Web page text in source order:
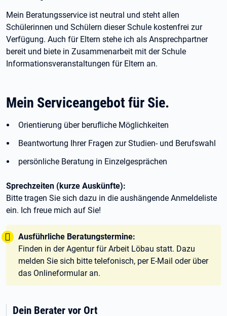
Mein Beratungsservice ist neutral und steht allen
Schülerinnen und Schülern dieser Schule kostenfrei zur
Verfügung. Auch für Eltern stehe ich als Ansprechpartner
bereit und biete in Zusammenarbeit mit der Schule
Informationsveranstaltungen für Eltern an.
Mein Serviceangebot für Sie.
Orientierung über berufliche Möglichkeiten
Beantwortung Ihrer Fragen zur Studien- und Berufswahl
persönliche Beratung in Einzelgesprächen
Sprechzeiten (kurze Auskünfte):
Bitte tragen Sie sich dazu in die aushängende Anmeldeliste
ein. Ich freue mich auf Sie!
Tipp:
Ausführliche Beratungstermine:
Finden in der Agentur für Arbeit Löbau statt. Dazu
melden Sie sich bitte telefonisch, per E-Mail oder über
das Onlineformular an.
Dein Berater vor Ort